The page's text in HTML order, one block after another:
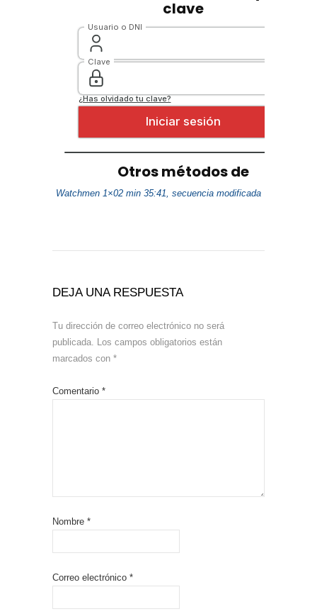
Watchmen 1×02 min 35:41, secuencia modificada
DEJA UNA RESPUESTA
Tu dirección de correo electrónico no será
publicada. Los campos obligatorios están
marcados con *
Comentario *
Nombre *
Correo electrónico *